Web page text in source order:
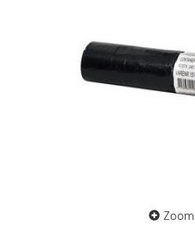
Zoom